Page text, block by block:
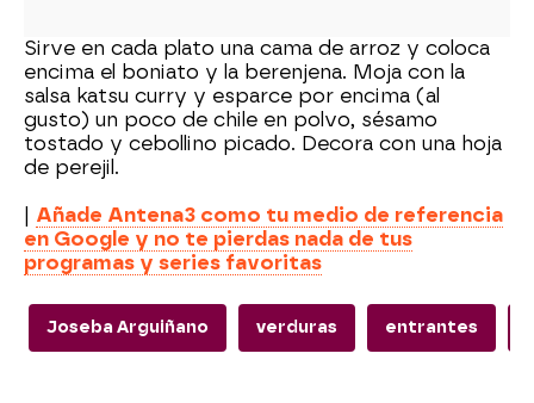
Sirve en cada plato una cama de arroz y coloca
encima el boniato y la berenjena. Moja con la
salsa katsu curry y esparce por encima (al
gusto) un poco de chile en polvo, sésamo
tostado y cebollino picado. Decora con una hoja
de perejil.
Añade Antena3 como tu medio de referencia
en Google y no te pierdas nada de tus
programas y series favoritas
Joseba Arguiñano verduras entrantes